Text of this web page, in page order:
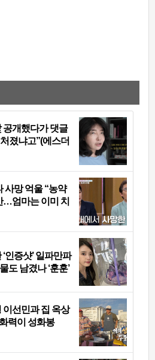
공개했다가 댓글
졌냐고”(에스더
사망 억울 “농약
…엄마는 이미 치
인증샷’ 일파만파
남겼나 ‘훈훈’
이선민과 집 옥상
력이 성화봉